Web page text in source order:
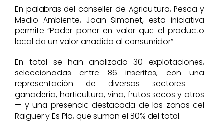
En palabras del conseller de Agricultura, Pesca y
Medio Ambiente, Joan Simonet, esta iniciativa
permite “Poder poner en valor que el producto
local da un valor añadido al consumidor”
En total se han analizado 30 explotaciones,
seleccionadas entre 86 inscritas, con una
representación de diversos sectores —
ganadería, horticultura, viña, frutos secos y otros
— y una presencia destacada de las zonas del
Raiguer y Es Pla, que suman el 80% del total.